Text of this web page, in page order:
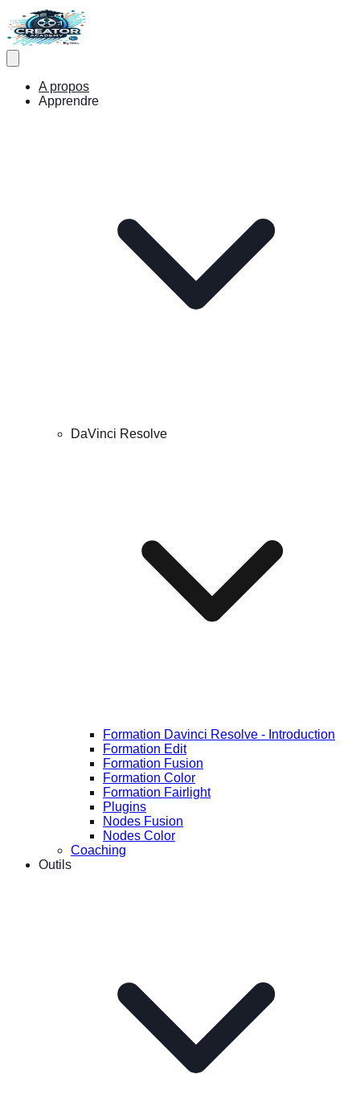
A propos
Apprendre
DaVinci Resolve
Formation Davinci Resolve - Introduction
Formation Edit
Formation Fusion
Formation Color
Formation Fairlight
Plugins
Nodes Fusion
Nodes Color
Coaching
Outils